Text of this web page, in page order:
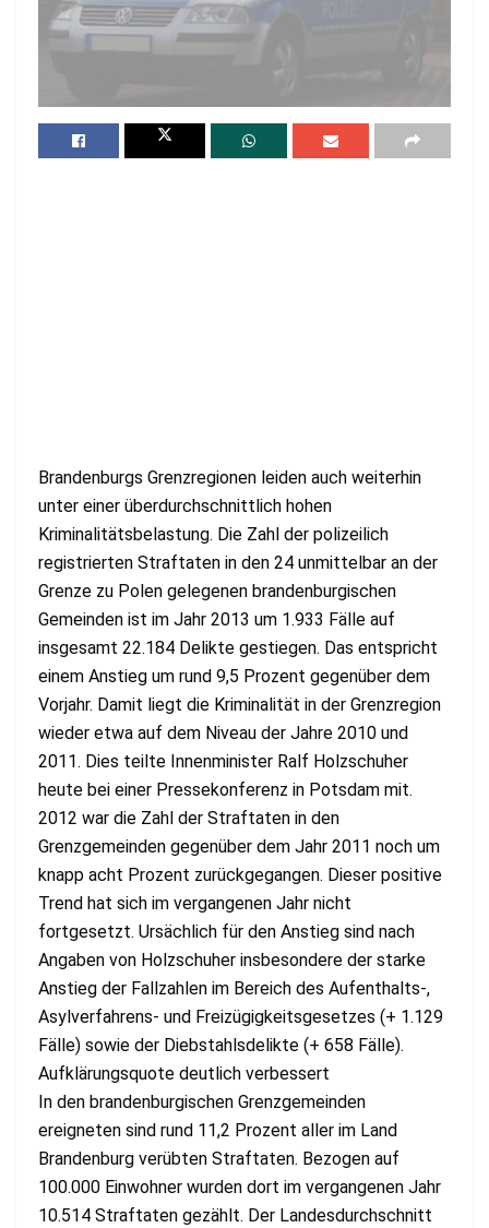
Brandenburgs Grenzregionen leiden auch weiterhin
unter einer überdurchschnittlich hohen
Kriminalitätsbelastung. Die Zahl der polizeilich
registrierten Straftaten in den 24 unmittelbar an der
Grenze zu Polen gelegenen brandenburgischen
Gemeinden ist im Jahr 2013 um 1.933 Fälle auf
insgesamt 22.184 Delikte gestiegen. Das entspricht
einem Anstieg um rund 9,5 Prozent gegenüber dem
Vorjahr. Damit liegt die Kriminalität in der Grenzregion
wieder etwa auf dem Niveau der Jahre 2010 und
2011. Dies teilte Innenminister Ralf Holzschuher
heute bei einer Pressekonferenz in Potsdam mit.
2012 war die Zahl der Straftaten in den
Grenzgemeinden gegenüber dem Jahr 2011 noch um
knapp acht Prozent zurückgegangen. Dieser positive
Trend hat sich im vergangenen Jahr nicht
fortgesetzt. Ursächlich für den Anstieg sind nach
Angaben von Holzschuher insbesondere der starke
Anstieg der Fallzahlen im Bereich des Aufenthalts-,
Asylverfahrens- und Freizügigkeitsgesetzes (+ 1.129
Fälle) sowie der Diebstahlsdelikte (+ 658 Fälle).
Aufklärungsquote deutlich verbessert
In den brandenburgischen Grenzgemeinden
ereigneten sind rund 11,2 Prozent aller im Land
Brandenburg verübten Straftaten. Bezogen auf
100.000 Einwohner wurden dort im vergangenen Jahr
10.514 Straftaten gezählt. Der Landesdurchschnitt